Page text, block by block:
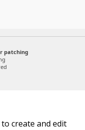
patching
create and edit